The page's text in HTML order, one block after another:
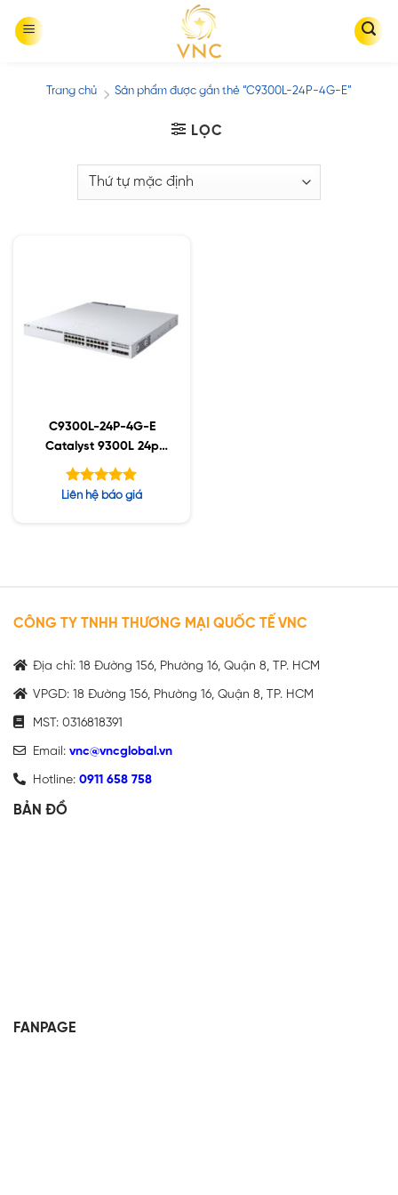
Trang chủ / Sản phẩm được gắn thẻ “C9300L-24P-4G-E”
LỌC
C9300L-24P-4G-E
Catalyst 9300L 24p
PoE, Network
Essentials ,4x1G Uplink
Được xếp
Liên hệ báo giá
CÔNG TY TNHH THƯƠNG MẠI QUỐC TẾ VNC
Địa chỉ: 18 Đường 156, Phường 16, Quận 8, TP. HCM
VPGD: 18 Đường 156, Phường 16, Quận 8, TP. HCM
MST: 0316818391
Email: vnc@vncglobal.vn
Hotline: 0911 658 758
BẢN ĐỒ
FANPAGE